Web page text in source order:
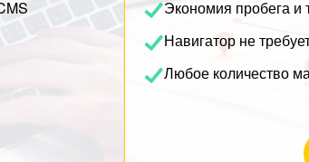
Экономия пробега и
Навигатор не
Любое количество